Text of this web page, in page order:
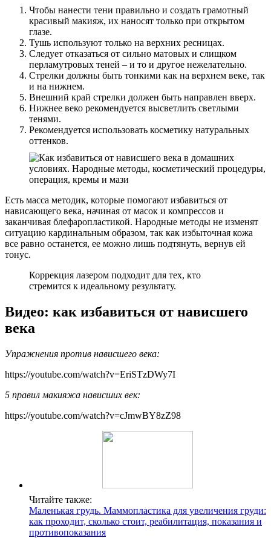
Чтобы нанести тени правильно и создать грамотный
красивый макияж, их наносят только при открытом
глазе.
Тушь используют только на верхних ресницах.
Следует отказаться от сильно матовых и слищком
перламутровых теней – и то и другое нежелательно.
Стрелки должны быть тонкими как на верхнем веке, так
и на нижнем.
Внешний край стрелки должен быть направлен вверх.
Нижнее веко рекомендуется высветлить светлыми
тенями.
Рекомендуется использовать косметику натуральных
оттенков.
Есть масса методик, которые помогают избавиться от
нависающего века, начиная от масок и компрессов и
заканчивая блефаропластикой. Народные методы не изменят
ситуацию кардинальным образом, так как избыточная кожа
все равно останется, ее можно лишь подтянуть, вернув ей
тонус.
Коррекция лазером подходит для тех, кто
стремится к идеальному результату.
Видео: как избавиться от нависшего
века
Упражнения против нависшего века:
https://youtube.com/watch?v=EriSTzDWy7I
5 правил макияжа нависших век:
https://youtube.com/watch?v=cJmwBY8zZ98
Читайте также:
Маленькая грудь. Маммопластика для увеличения груди:
как проходит, сколько стоит, реабилитация, показания и
противопоказания